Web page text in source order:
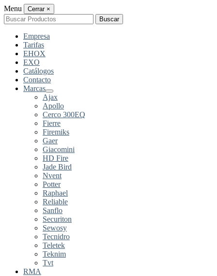
Menu Cerrar ×
Buscar
por:
Buscar
Empresa
Tarifas
EHOX
EXO
Catálogos
Contacto
Marcas
Ajax
Apollo
Cerco 300EQ
Fierre
Firemiks
Gaer
Giacomini
HD Fire
Jade Bird
Nvent
Potter
Raphael
Reliable
Sanflo
Securiton
Sewosy
Tecnidro
Teletek
Teknim
Tvt
RMA